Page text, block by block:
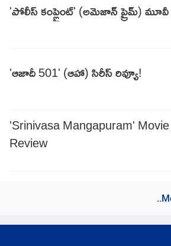
'పోలీస్ కంప్లైంట్' (అమెజాన్ ప్రైమ్) మూవీ
'ఆజాదీ 501' (ఆహా) సిరీస్ రివ్యూ!
'Srinivasa Mangapuram' Movie
Review